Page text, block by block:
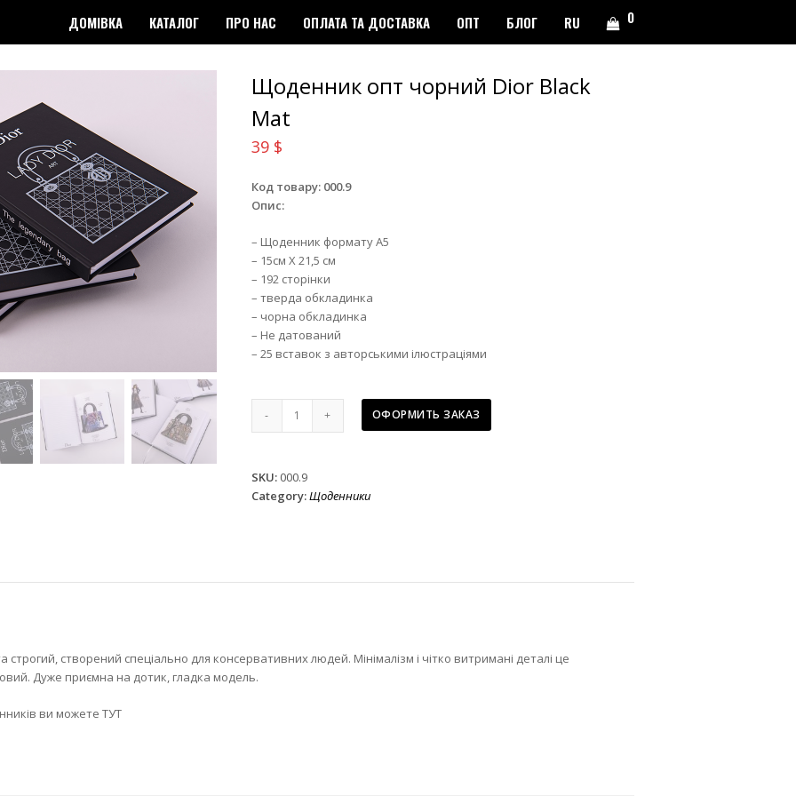
ДОМІВКА КАТАЛОГ ПРО НАС ОПЛАТА ТА ДОСТАВКА ОПТ БЛОГ RU 0
Щоденник опт чорний Dior Black
Mat
39 $
Код товару: 000.9
Опис:
– Щоденник формату А5
– 15см Х 21,5 см
– 192 сторінки
– тверда обкладинка
– чорна обкладинка
– Не датований
– 25 вставок з авторськими ілюстраціями
Щоденник
Black
Mat
ОФОРМИТЬ ЗАКАЗ
SKU: 000.9
Category:Щоденники
створений спеціально для консервативних людей. Мінімалізм і чітко витримані деталі це
Дуже приємна на дотик, гладка модель.
ви можете ТУТ